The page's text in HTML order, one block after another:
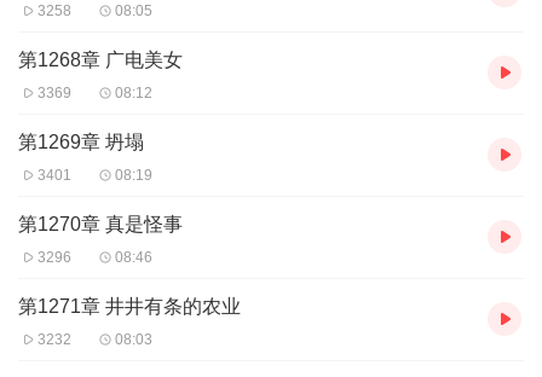
3258 08:05
第1268章 广电美女
3369 08:12
第1269章 坍塌
3401 08:19
第1270章 真是怪事
3296 08:46
第1271章 井井有条的农业
3232 08:03